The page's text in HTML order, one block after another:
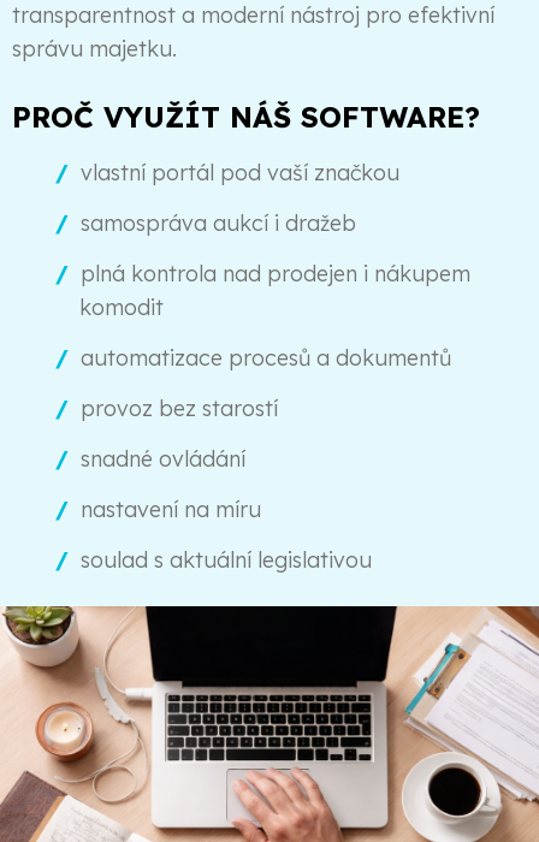
transparentnost a moderní nástroj pro efektivní
správu majetku.
PROČ VYUŽÍT NÁŠ SOFTWARE?
vlastní portál pod vaší značkou
samospráva aukcí i dražeb
plná kontrola nad prodejen i nákupem
komodit
automatizace procesů a dokumentů
provoz bez starostí
snadné ovládání
nastavení na míru
soulad s aktuální legislativou